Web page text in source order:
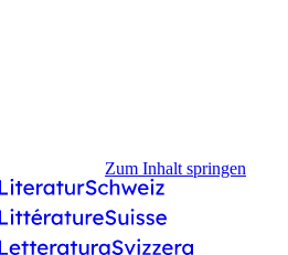
Zum Inhalt springen